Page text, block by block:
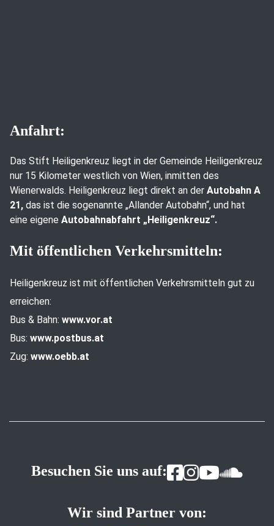
Anfahrt:
Das Stift Heiligenkreuz liegt in der Gemeinde Heiligenkreuz
nur 15 Kilometer westlich von Wien, inmitten des
Wienerwalds. Heiligenkreuz liegt direkt an der Autobahn A
21, das ist die sogenannte „Allander Autobahn“, und hat
eine eigene Autobahnabfahrt „Heiligenkreuz“.
Mit öffentlichen Verkehrsmitteln:
Heiligenkreuz ist mit öffentlichen Verkehrsmitteln gut zu
erreichen:
Bus & Bahn: www.vor.at
Bus: www.postbus.at
Zug: www.oebb.at
Besuchen Sie uns auf:
Wir sind Partner von: